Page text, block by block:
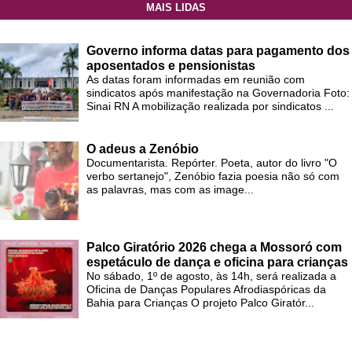
MAIS LIDAS
Governo informa datas para pagamento dos
aposentados e pensionistas
As datas foram informadas em reunião com
sindicatos após manifestação na Governadoria Foto:
Sinai RN A mobilização realizada por sindicatos ...
O adeus a Zenóbio
Documentarista. Repórter. Poeta, autor do livro "O
verbo sertanejo", Zenóbio fazia poesia não só com
as palavras, mas com as image...
Palco Giratório 2026 chega a Mossoró com
espetáculo de dança e oficina para crianças
No sábado, 1º de agosto, às 14h, será realizada a
Oficina de Danças Populares Afrodiaspóricas da
Bahia para Crianças O projeto Palco Giratór...